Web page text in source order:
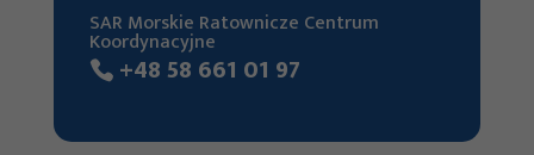
SAR Morskie Ratownicze Centrum
Koordynacyjne
+48 58 661 01 97
funkcjonowania